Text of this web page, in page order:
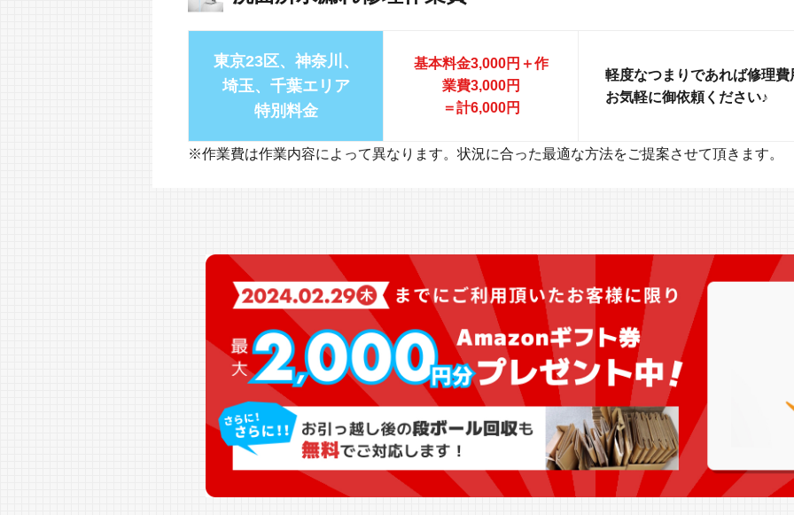
東京23区、神奈川、
埼玉、千葉エリア
特別料金
基本料金3,000円＋作
業費3,000円
＝計6,000円
軽度なつまりであれば修理
お気軽に御依頼ください♪
※作業費は作業内容によって異なります。状況に合った最適な方法をご提案させて頂きます。